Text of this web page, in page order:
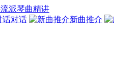
流派琴曲精讲
对话 新曲推介